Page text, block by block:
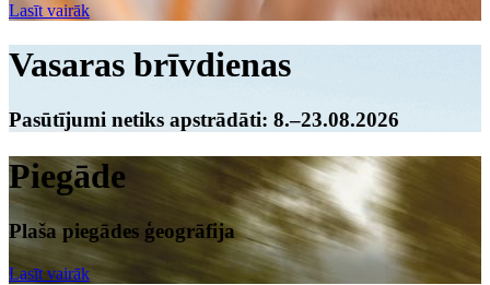
Lasīt vairāk
Vasaras brīvdienas
Pasūtījumi netiks apstrādāti: 8.–23.08.2026
Piegāde
Plaša piegādes ģeogrāfija
Lasīt vairāk